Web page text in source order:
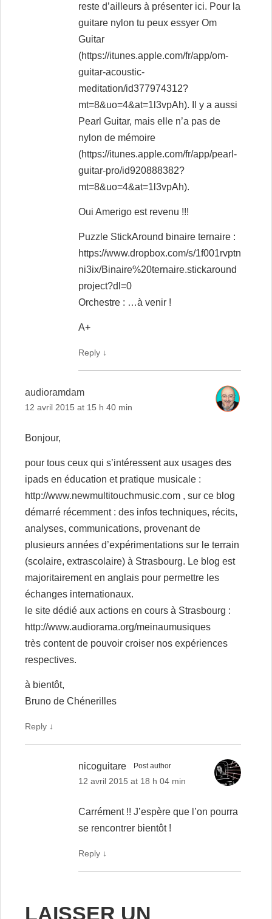
reste d’ailleurs à présenter ici. Pour la
guitare nylon tu peux essyer Om
Guitar
(https://itunes.apple.com/fr/app/om-
guitar-acoustic-
meditation/id377974312?
mt=8&uo=4&at=1l3vpAh). Il y a aussi
Pearl Guitar, mais elle n’a pas de
nylon de mémoire
(https://itunes.apple.com/fr/app/pearl-
guitar-pro/id920888382?
mt=8&uo=4&at=1l3vpAh).
Oui Amerigo est revenu !!!
Puzzle StickAround binaire ternaire :
https://www.dropbox.com/s/1f001rvptn
ni3ix/Binaire%20ternaire.stickaround
project?dl=0
Orchestre : …à venir !
A+
Reply ↓
audioramdam
12 avril 2015 at 15 h 40 min
Bonjour,
pour tous ceux qui s’intéressent aux usages des
ipads en éducation et pratique musicale :
http://www.newmultitouchmusic.com , sur ce blog
démarré récemment : des infos techniques, récits,
analyses, communications, provenant de
plusieurs années d’expérimentations sur le terrain
(scolaire, extrascolaire) à Strasbourg. Le blog est
majoritairement en anglais pour permettre les
échanges internationaux.
le site dédié aux actions en cours à Strasbourg :
http://www.audiorama.org/meinaumusiques
très content de pouvoir croiser nos expériences
respectives.
à bientôt,
Bruno de Chénerilles
Reply ↓
nicoguitare Post author
12 avril 2015 at 18 h 04 min
Carrément !! J’espère que l’on pourra
se rencontrer bientôt !
Reply ↓
LAISSER UN